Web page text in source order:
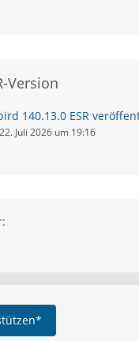
Version
140.13.0 ESR
22. Juli 2026 um 19:16